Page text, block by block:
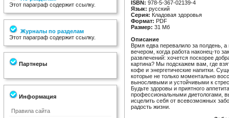
Этот параграф содержит ссылку.
Журналы по разделам
Этот параграф содержит ссылку.
Партнеры
Информация
Правила сайта
ISBN: 978-5-367-02139-4
Язык: русский
Серия: Кладовая здоровья
Формат: PDF
Размер: 31 Мб
Описание
Врмя едва перевалило за полдень,
вечером, когда работа наконец-то
развлечений: хочется поскорее
картина? Мы подскажем вам, где
кофе и энергетические напитки.
которые не только моментально
выносливыми и устойчивыми к
Будьте здоровы и приятного
профессиональными диетологами,
исцелить себя от всевозможных
радость жизни.